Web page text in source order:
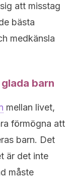
att misstag
bästa
medkänsla
barn
mellan livet,
förmögna att
barn. Det
är det inte
måste